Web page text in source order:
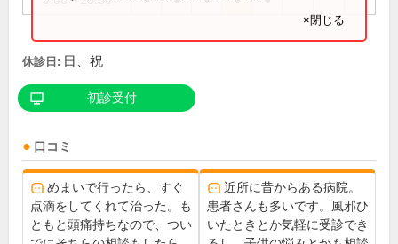
×閉じる
休診日: 日、祝
初診受付
口コミ
めまいで行ったら、すぐ
点滴をしてくれて治った。も
ともと頭痛持ちなので、つい
近所に昔からある病院。
患者さんも多いです。風邪ひ
いたときとか気軽に受診でき